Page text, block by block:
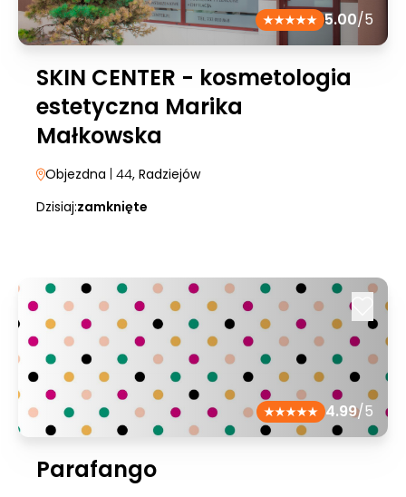
5.00/5
SKIN CENTER - kosmetologia
estetyczna Marika
Małkowska
Objezdna | 44, Radziejów
Dzisiaj:zamknięte
4.99/5
Parafango